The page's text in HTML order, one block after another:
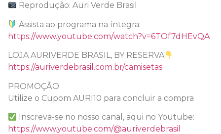
Reprodução: Auri Verde Brasil
Assista ao programa na íntegra:
https://www.youtube.com/watch?v=6TOf7dHEvQA
LOJA AURIVERDE BRASIL, BY RESERVA
https://auriverdebrasil.com.br/camisetas
PROMOÇÃO
Utilize o Cupom AURI10 para concluir a compra
Inscreva-se no nosso canal, aqui no Youtube:
https://www.youtube.com/@auriverdebrasil